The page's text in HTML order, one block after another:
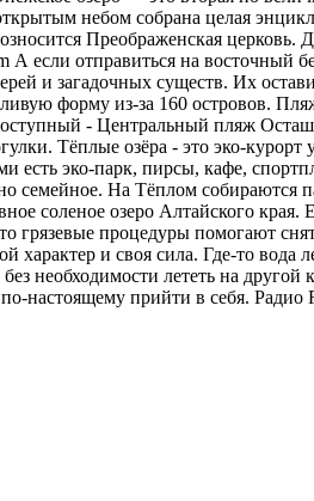
небом собрана целая
Преображенская церковь.
если отправиться на восточный
и загадочных существ. Их
форму из-за 160 островов.
- Центральный пляж
Тёплые озёра - это эко-
есть эко-парк, пирсы, кафе,
семейное. На Тёплом
соленое озеро Алтайского края.
грязевые процедуры помогают
и своя сила. Где-то
необходимости лететь на
настоящему прийти в себя. Радио